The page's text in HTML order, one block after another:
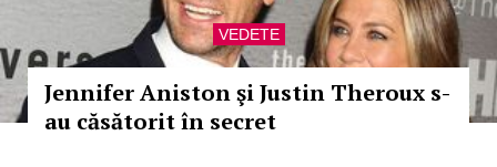
VEDETE
Jennifer Aniston şi Justin Theroux s-
au căsătorit în secret